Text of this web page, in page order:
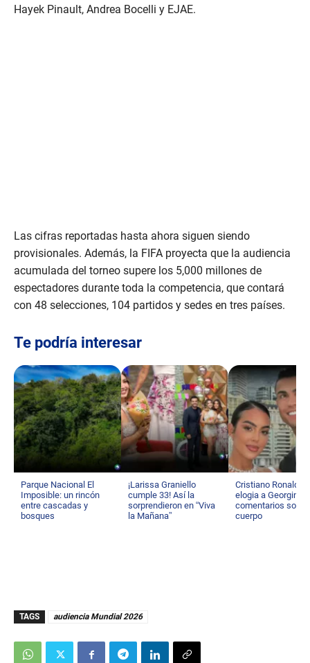
Hayek Pinault, Andrea Bocelli y EJAE.
Las cifras reportadas hasta ahora siguen siendo
provisionales. Además, la FIFA proyecta que la audiencia
acumulada del torneo supere los 5,000 millones de
espectadores durante toda la competencia, que contará
con 48 selecciones, 104 partidos y sedes en tres países.
Te podría interesar
Parque Nacional El
Imposible: un rincón
entre cascadas y
bosques
¡Larissa Graniello
cumple 33! Así la
sorprendieron en “Viva
la Mañana”
Cristiano Ronaldo
elogia a Georgina
comentarios
cuerpo
TAGS audiencia Mundial 2026